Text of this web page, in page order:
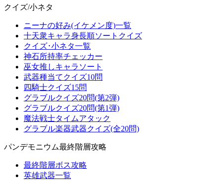
クイズ/小ネタ
ニーナの好み(イケメン度)一覧
十天衆キャラ身長順ソートクイズ
クイズ･小ネタ一覧
神石所持率チェッカー
巫女推しキャラソート
武器種当てクイズ10問
四騎士クイズ15問
グラブルクイズ20問(第2弾)
グラブルクイズ20問(第1弾)
魔法戦士タイムアタック
グラブル楽器武器クイズ(全20問)
パンデモニウム最終階層攻略
最終階層ボス攻略
英雄武器一覧